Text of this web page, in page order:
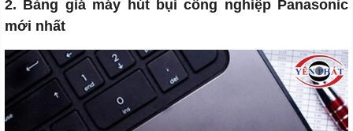
2. Bảng giá máy hút bụi công nghiệp Panasonic
mới nhất